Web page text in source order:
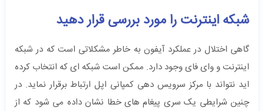
شبکه اینترنت را مورد بررسی قرار دهید
گاهی اختلال در عملکرد آیفون به خاطر مشکلاتی است که در شبکه
اینترنت و وای فای وجود دارد. ممکن است شبکه ای که انتخاب کرده
اید نتواند با مرکز سرویس‌ دهی کمپانی اپل ارتباط برقرار نماید. در
چنین شرایطی یک سری پیغام های خطا نشان داده می‌ شود که از